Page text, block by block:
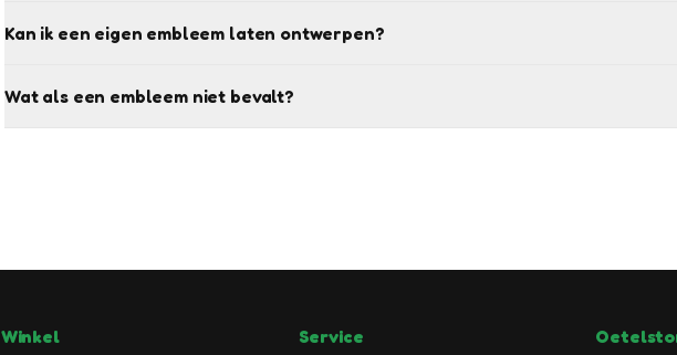
Kan ik een eigen embleem laten ontwerpen?
Wat als een embleem niet bevalt?
Winkel Service